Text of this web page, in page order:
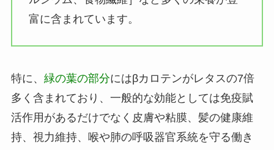
富に含まれています。
特に、 緑の葉の部分にはβカロテンがレタスの7倍
多く含まれており、一般的な効能としては免疫賦
活作用があるだけでなく皮膚や粘膜、髪の健康維
持、視力維持、喉や肺の呼吸器官系統を守る働き